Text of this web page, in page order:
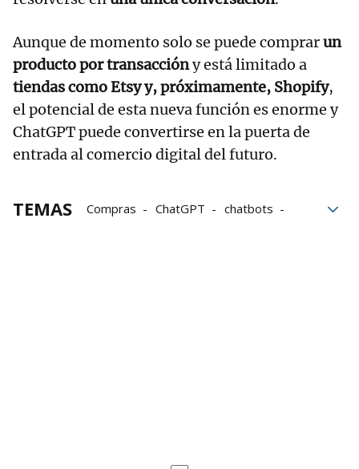
Aunque de momento solo se puede comprarun
producto por transaccióny está limitado a
tiendas como Etsy y, próximamente, Shopify,
el potencial de esta nueva función es enorme y
ChatGPT puede convertirse en la puerta de
entrada al comercio digital del futuro.
TEMAS Compras ChatGPT
chatbots